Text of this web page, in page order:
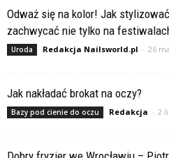
Odważ się na kolor! Jak
zachwycać nie tylko na
Uroda Redakcja Nailsworld.pl - 26
Jak nakładać brokat na oczy?
Bazy pod cienie do oczu Redakcja - 2